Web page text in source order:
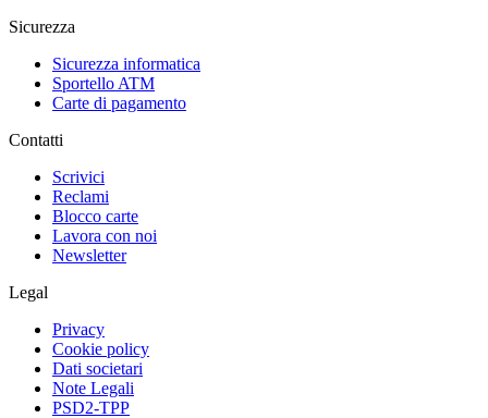
Sicurezza
Sicurezza informatica
Sportello ATM
Carte di pagamento
Contatti
Scrivici
Reclami
Blocco carte
Lavora con noi
Newsletter
Legal
Privacy
Cookie policy
Dati societari
Note Legali
PSD2-TPP